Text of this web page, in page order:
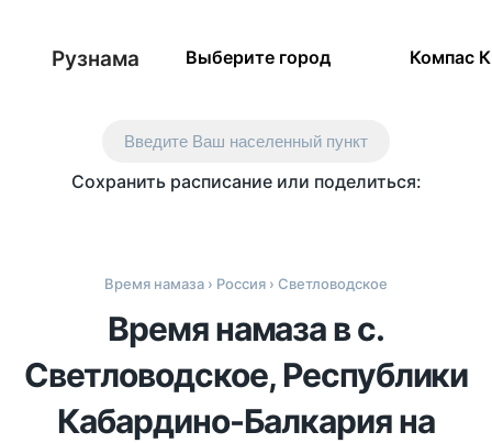
Рузнама Выберите город Компас
Введите Ваш населенный пункт
Сохранить расписание или поделиться:
Время намаза › Россия › Светловодское
Время намаза в с.
Светловодское, Республики
Кабардино-Балкария на